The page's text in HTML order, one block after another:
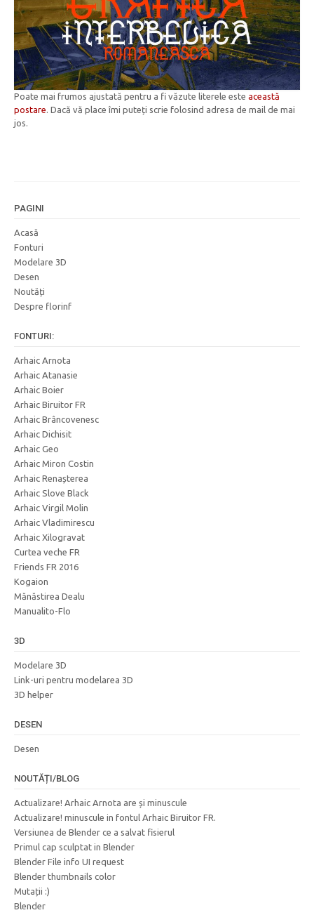
Poate mai frumos ajustată pentru a fi văzute literele este această
postare. Dacă vă place îmi puteți scrie folosind adresa de mail de mai
jos.
PAGINI
Acasă
Fonturi
Modelare 3D
Desen
Noutăți
Despre florinf
FONTURI:
Arhaic Arnota
Arhaic Atanasie
Arhaic Boier
Arhaic Biruitor FR
Arhaic Brâncovenesc
Arhaic Dichisit
Arhaic Geo
Arhaic Miron Costin
Arhaic Renașterea
Arhaic Slove Black
Arhaic Virgil Molin
Arhaic Vladimirescu
Arhaic Xilogravat
Curtea veche FR
Friends FR 2016
Kogaion
Mănăstirea Dealu
Manualito-Flo
3D
Modelare 3D
Link-uri pentru modelarea 3D
3D helper
DESEN
Desen
NOUTĂȚI/BLOG
Actualizare! Arhaic Arnota are și minuscule
Actualizare! minuscule in fontul Arhaic Biruitor FR.
Versiunea de Blender ce a salvat fisierul
Primul cap sculptat in Blender
Blender File info UI request
Blender thumbnails color
Mutații :)
Blender